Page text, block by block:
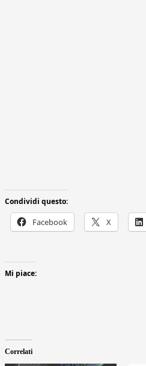
Condividi questo:
Facebook X
Mi piace:
Correlati